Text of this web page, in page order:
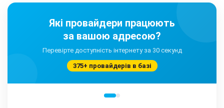
Які провайдери працюють
за вашою адресою?
Перевірте доступність інтернету за 30 секунд
375+ провайдерів в базі